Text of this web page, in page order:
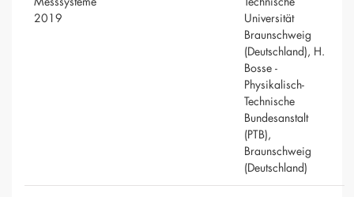
2019
Universität
Braunschweig
(Deutschland), H.
Bosse -
Physikalisch-
Technische
Bundesanstalt
(PTB),
Braunschweig
(Deutschland)